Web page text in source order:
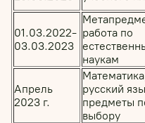
01.03.2022-
03.03.2023
работа по
наукам
Апрель
2023 г.
русский
предметы
выбору